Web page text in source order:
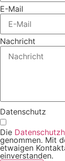
E-Mail
Nachricht
Datenschutz
Die
genommen. Mit
etwaigen
einverstanden.